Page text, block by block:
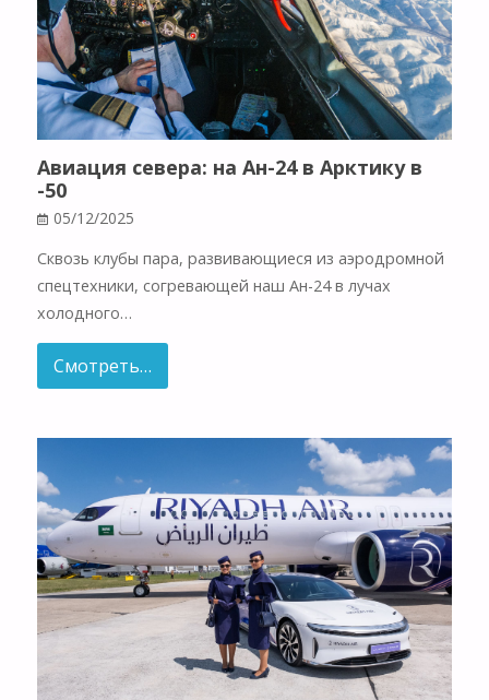
Авиация севера: на Ан-24 в Арктику в
-50
05/12/2025
Сквозь клубы пара, развивающиеся из аэродромной
спецтехники, согревающей наш Ан-24 в лучах
холодного…
Смотреть…